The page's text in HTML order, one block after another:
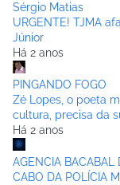
Sérgio Matias
URGENTE! TJMA
Júnior
Há 2 anos
PINGANDO FOGO
Zé Lopes, o poeta
cultura, precisa da
Há 2 anos
AGENCIA BACABAL
CABO DA POLÍCIA